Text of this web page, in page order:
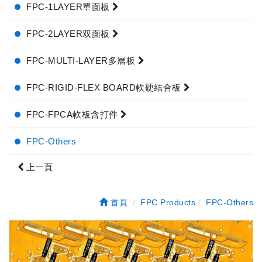
FPC-1LAYER單面板
FPC-2LAYER双面板
FPC-MULTI-LAYER多層板
FPC-RIGID-FLEX BOARD軟硬結合板
FPC-FPCA軟板含打件
FPC-Others
上一頁
首頁 FPC Products FPC-Others